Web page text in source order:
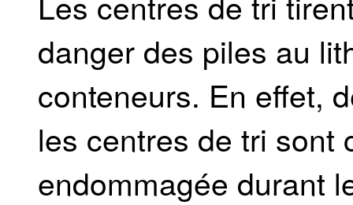
danger des piles au
conteneurs. En effet,
les centres de tri sont
endommagée durant